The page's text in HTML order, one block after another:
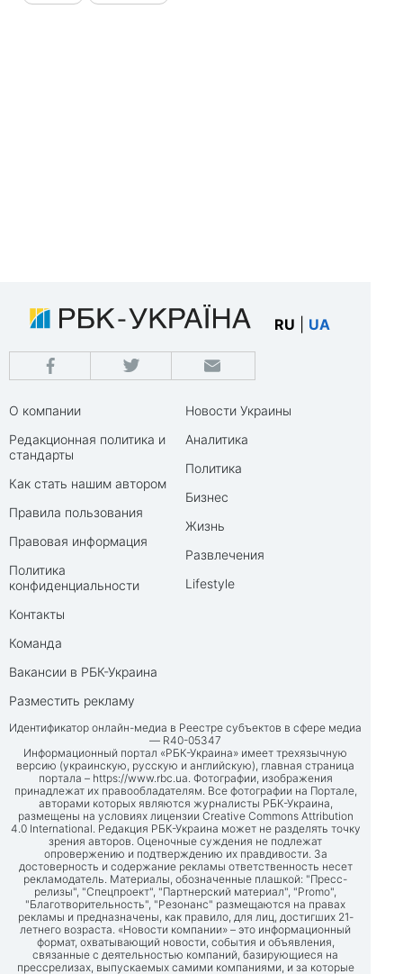
RU UA
О компании
Редакционная политика и
стандарты
Как стать нашим автором
Правила пользования
Правовая информация
Политика
конфиденциальности
Контакты
Команда
Вакансии в РБК-Украина
Разместить рекламу
Новости Украины
Аналитика
Политика
Бизнес
Жизнь
Развлечения
Lifestyle
Идентификатор онлайн-медиа в Реестре субъектов в сфере медиа
— R40-05347
Информационный портал «РБК-Украина» имеет трехязычную
версию (украинскую, русскую и английскую), главная страница
портала – https://www.rbc.ua. Фотографии, изображения
принадлежат их правообладателям. Все фотографии на Портале,
авторами которых являются журналисты РБК-Украина,
размещены на условиях лицензии Creative Commons Attribution
4.0 International. Редакция РБК-Украина может не разделять точку
зрения авторов. Оценочные суждения не подлежат
опровержению и подтверждению их правдивости. За
достоверность и содержание рекламы ответственность несет
рекламодатель. Материалы, обозначенные плашкой: "Пресс-
релизы", "Спецпроект", "Партнерский материал", "Promo",
"Благотворительность", "Резонанс" размещаются на правах
рекламы и предназначены, как правило, для лиц, достигших 21-
летнего возраста. «Новости компании» – это информационный
формат, охватывающий новости, события и объявления,
связанные с деятельностью компаний, базирующиеся на
прессрелизах, выпускаемых самими компаниями, и за которые